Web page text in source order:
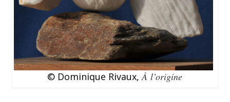
© Dominique Rivaux,À l’origine